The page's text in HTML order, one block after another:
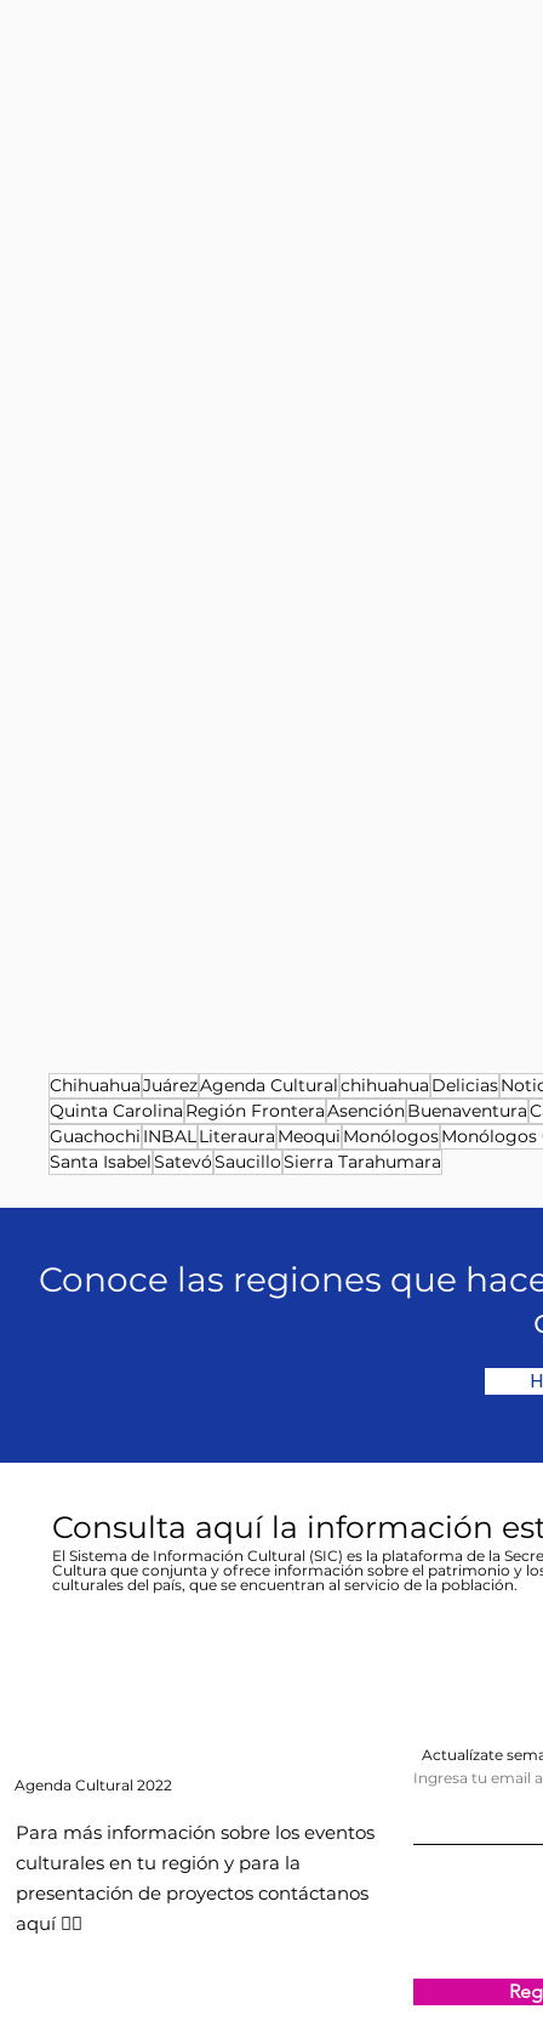
ChihuahuaJuárezAgenda Culturalchihuahua Delicias
Quinta Carolina Región FronteraAsenciónBuenaventura
Guachochi INBALLiteraura Meoqui MonólogosMonólogos
Santa IsabelSatevóSaucilloSierra Tarahumara
Conoce las regiones que
Consulta aquí la información
El Sistema de Información Cultural (SIC) es la plataforma de la
Cultura que conjunta y ofrece información sobre el patrimonio y
culturales del país, que se encuentran al servicio de la población.
Agenda Cultural 2022
Para más información sobre los eventos
culturales en tu región y para la
presentación de proyectos contáctanos
aquí 👇🏻
Actualízate
Ingresa tu email